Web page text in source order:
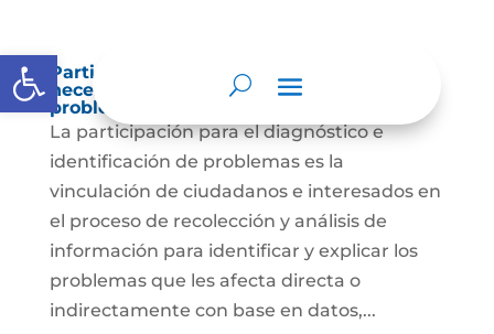
Abrir barra de herramientas
Participación para el diagnóstico de
necesidades e identificación de
problemas.
La participación para el diagnóstico e
identificación de problemas es la
vinculación de ciudadanos e interesados en
el proceso de recolección y análisis de
información para identificar y explicar los
problemas que les afecta directa o
indirectamente con base en datos,...